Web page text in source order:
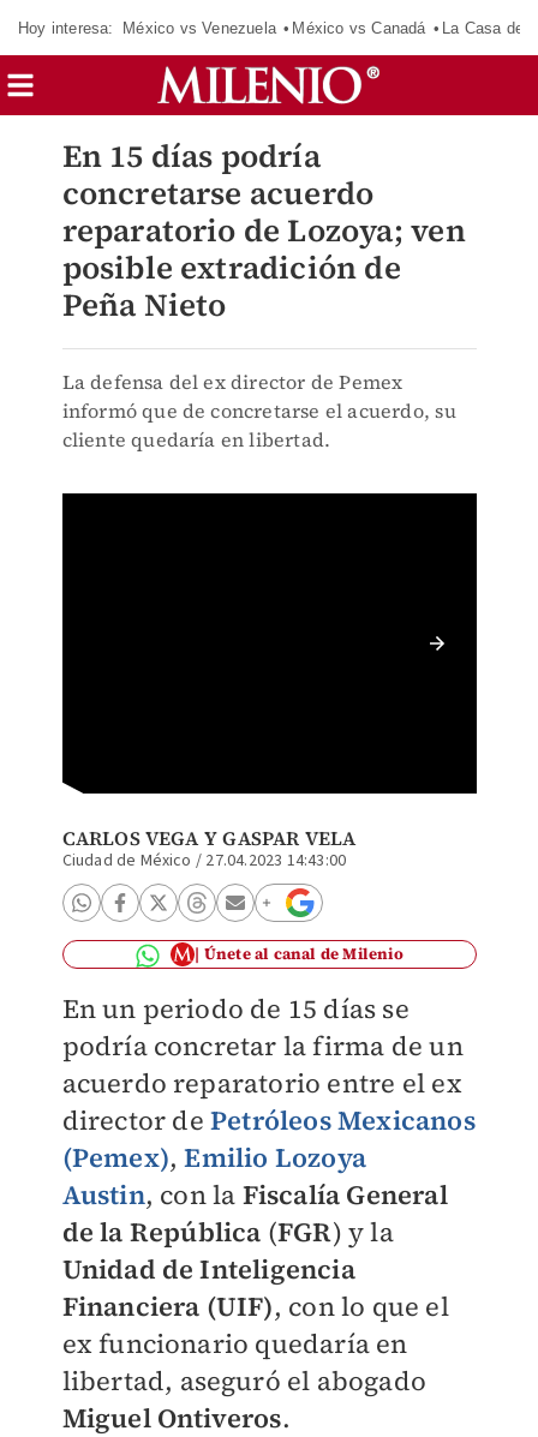
Hoy interesa: México vs Venezuela México vs Canadá La Casa de
En 15 días podría
concretarse acuerdo
reparatorio de Lozoya; ven
posible extradición de
Peña Nieto
La defensa del ex director de Pemex
informó que de concretarse el acuerdo, su
cliente quedaría en libertad.
CARLOS VEGA YGASPAR VELA
Ciudad de México / 27.04.2023 14:43:00
Únete al canal de Milenio
En un periodo de 15 días se
podría concretar la firma de un
acuerdo reparatorio entre el ex
director de Petróleos Mexicanos
(Pemex),Emilio Lozoya
Austin, con la Fiscalía General
de la República (FGR) y la
Unidad de Inteligencia
Financiera (UIF), con lo que el
ex funcionario quedaría en
libertad, aseguró el abogado
Miguel Ontiveros.